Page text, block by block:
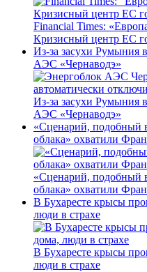
Financial Times:
Кризисный центр ЕС
Из-за засухи Румыния
АЭС «Чернаводэ»
Из-за засухи Румыния
АЭС «Чернаводэ»
«Сценарий, подобный
облака» охватили
«Сценарий, подобный
облака» охватили
В Бухаресте крысы
люди в страхе
В Бухаресте крысы
люди в страхе